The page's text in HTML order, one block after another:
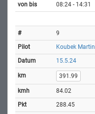
08:24 - 14:31
9
Koubek Martin
15.5.24
391.99
84.02
288.45